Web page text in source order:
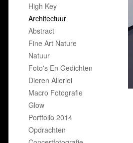
High Key
Architectuur
Abstract
Fine Art Nature
Natuur
Foto's En Gedichten
Dieren Allerlei
Macro Fotografie
Glow
Portfolio 2014
Opdrachten